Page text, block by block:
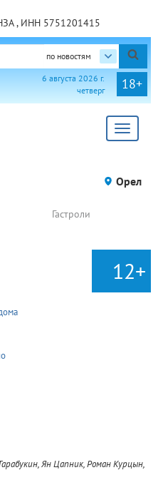
, ИНН 5751201415
по новостям
18+
6 августа 2026 г.
четверг
Toggle
Орел
Гастроли
12+
Ян Цапник, Роман Курцын,